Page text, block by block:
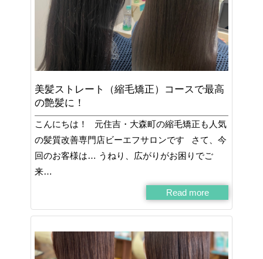
美髪ストレート（縮毛矯正）コースで最高
の艶髪に！
こんにちは！ 元住吉・大森町の縮毛矯正も人気
の髪質改善専門店ビーエフサロンです さて、今
回のお客様は… うねり、広がりがお困りでご
来…
Read more